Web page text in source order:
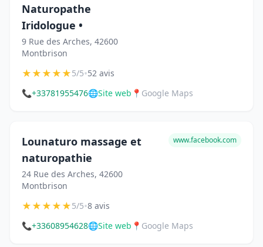
Naturopathe
Iridologue •
9 Rue des Arches, 42600
Montbrison
★★★★★5/5•52 avis
📞+33781955476🌐Site web 📍 Google Maps
Lounaturo massage et
naturopathie
24 Rue des Arches, 42600
Montbrison
www.facebook.com
★★★★★5/5•8 avis
📞+33608954628🌐Site web 📍 Google Maps